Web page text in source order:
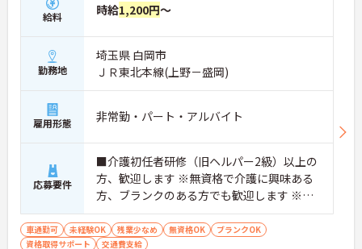
給料 時給1,200円～
勤務地
埼玉県 白岡市
ＪＲ東北本線(上野－盛岡)
雇用形態 非常勤・パート・アルバイト
応募要件
■介護初任者研修（旧ヘルパー2級）以上の
方、歓迎します ※無資格で介護に興味ある
方、ブランクのある方でも歓迎します ※無
資格の方は、資格取得支援制度もあります
車通勤可 未経験OK 残業少なめ 無資格OK
ブランクOK
資格取得サポート
交通費支給